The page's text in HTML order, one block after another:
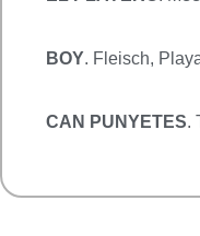
BOY. Fleisch,
CAN PUNYETES.